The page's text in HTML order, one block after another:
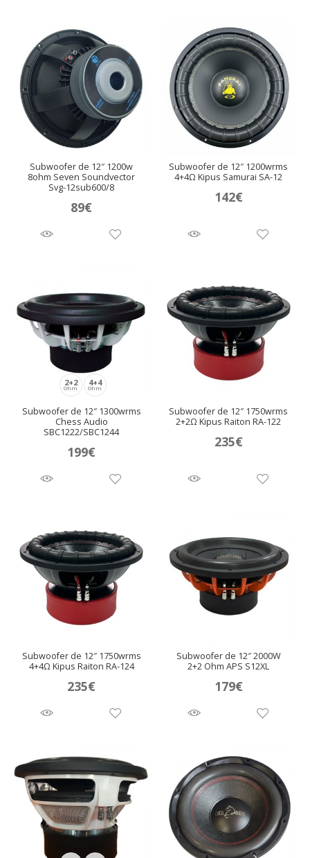
Subwoofer de 12″ 1200w
8ohm Seven Soundvector
Svg-12sub600/8
89€
Subwoofer de 12″ 1200wrms
4+4Ω Kipus Samurai SA-12
142€
2+2
Ohm
4+4
Ohm
Subwoofer de 12″ 1300wrms
Chess Audio
SBC1222/SBC1244
199€
Subwoofer de 12″ 1750wrms
2+2Ω Kipus Raiton RA-122
235€
Subwoofer de 12″ 1750wrms
4+4Ω Kipus Raiton RA-124
235€
Subwoofer de 12″ 2000W
2+2 Ohm APS S12XL
179€